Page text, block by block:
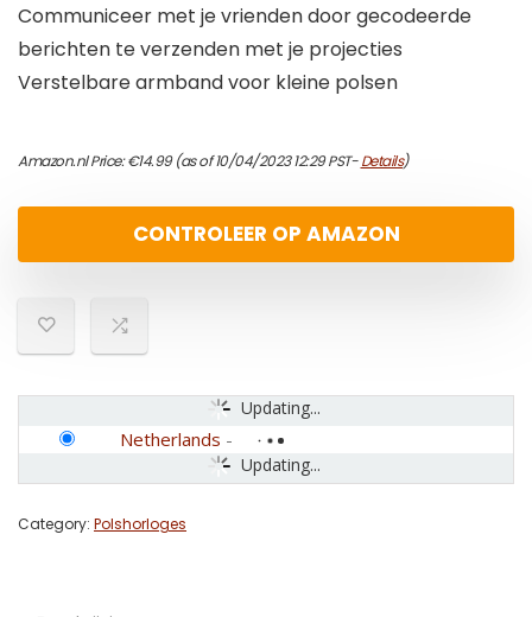
Communiceer met je vrienden door gecodeerde
berichten te verzenden met je projecties
Verstelbare armband voor kleine polsen
Amazon.nl Price:€14.99(as of 10/04/2023 12:29 PST-Details)
CONTROLEER OP AMAZON
Updating...
Updating...
Netherlands -
Category: Polshorloges